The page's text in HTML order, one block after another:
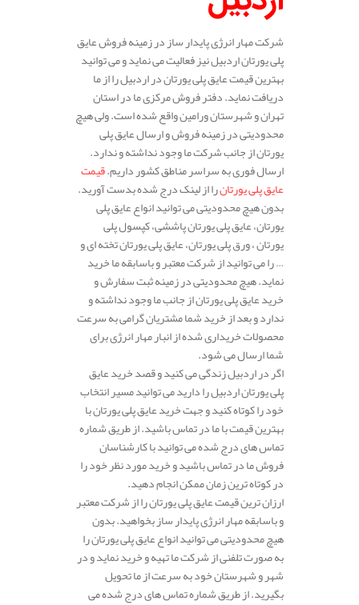
شرکت مهار انرژی پایدار ساز در زمینه فروش عایق
پلی یورتان اردبیل نیز فعالیت می نماید و می توانید
بهترین قیمت عایق پلی یورتان در اردبیل را از ما
دریافت نماید. دفتر فروش مرکزی ما در استان
تهران و شهرستان ورامین واقع شده است. ولی هیچ
محدودیتی در زمینه فروش و ارسال عایق پلی
یورتان از جانب شرکت ما وجود نداشته و ندارد.
ارسال فوری به سراسر مناطق کشور داریم.قیمت
عایق پلی یورتانرا از لینک درج شده بدست آورید.
بدون هیچ محدودیتی می توانید انواع عایق پلی
یورتان، عایق پلی یورتان پاششی، کپسول پلی
یورتان ، ورق پلی یورتان، عایق پلی یورتان تخته ای و
… را می توانید از شرکت معتبر و باسابقه ما خرید
نماید. هیچ محدودیتی در زمینه ثبت سفارش و
خرید عایق پلی یورتان از جانب ما وجود نداشته و
ندارد و بعد از خرید شما مشتریان گرامی به سرعت
محصولات خریداری شده از انبار مهار انرژی برای
شما ارسال می شود.
اگر در اردبیل زندگی می کنید و قصد خرید عایق
پلی یورتان اردبیل را دارید می توانید مسیر انتخاب
خود را کوتاه کنید و جهت خرید عایق پلی یورتان با
بهترین قیمت با ما در تماس باشید. از طریق شماره
تماس های درج شده می توانید با کارشناسان
فروش ما در تماس باشید و خرید مورد نظر خود را
در کوتاه ترین زمان ممکن انجام دهید.
ارزان ترین قیمت عایق پلی یورتان را از شرکت معتبر
و باسابقه مهار انرژی پایدار ساز بخواهید. بدون
هیچ محدودیتی می توانید انواع عایق پلی یورتان را
به صورت تلفنی از شرکت ما تهیه و خرید نماید و در
شهر و شهرستان خود به سرعت از ما تحویل
بگیرید. از طریق شماره تماس های درج شده می